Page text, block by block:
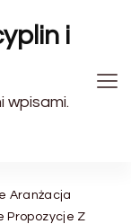
i
wpisami.
Aranżacja
Propozycje Z